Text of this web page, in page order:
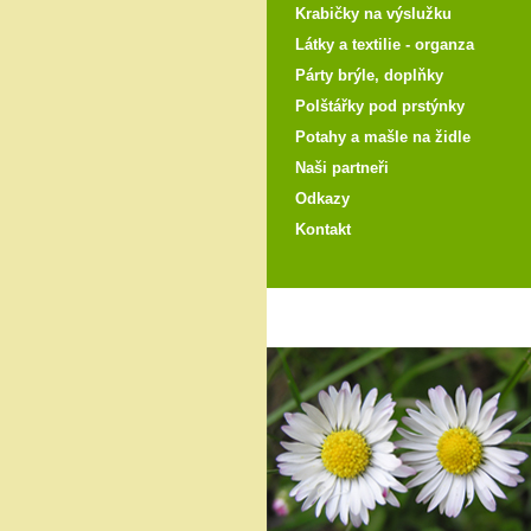
Krabičky na výslužku
Látky a textilie - organza
Párty brýle, doplňky
Polštářky pod prstýnky
Potahy a mašle na židle
Naši partneři
Odkazy
Kontakt